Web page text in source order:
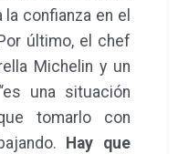
confianza en el
último, el chef
Michelin y un
una situación
tomarlo con
Hay que